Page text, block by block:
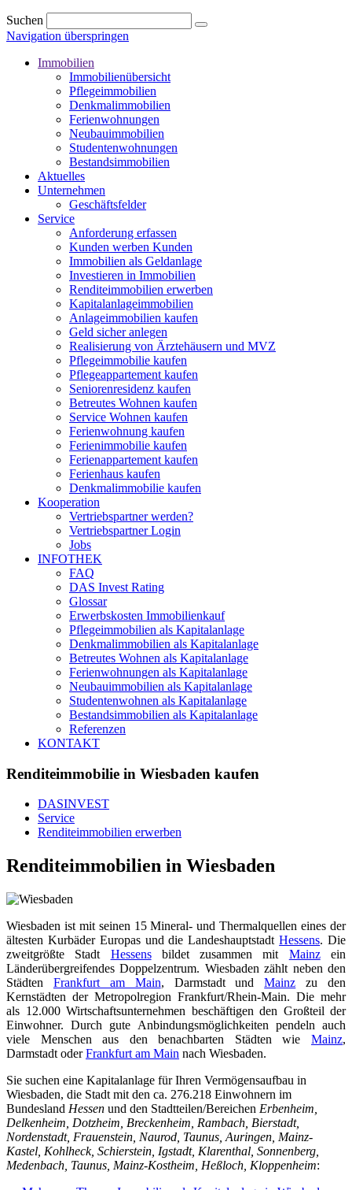
Suchen
Navigation überspringen
Immobilien
Immobilienübersicht
Pflegeimmobilien
Denkmalimmobilien
Ferienwohnungen
Neubauimmobilien
Studentenwohnungen
Bestandsimmobilien
Aktuelles
Unternehmen
Geschäftsfelder
Service
Anforderung erfassen
Kunden werben Kunden
Immobilien als Geldanlage
Investieren in Immobilien
Renditeimmobilien erwerben
Kapitalanlageimmobilien
Anlageimmobilien kaufen
Geld sicher anlegen
Realisierung von Ärztehäusern und MVZ
Pflegeimmobilie kaufen
Pflegeappartement kaufen
Seniorenresidenz kaufen
Betreutes Wohnen kaufen
Service Wohnen kaufen
Ferienwohnung kaufen
Ferienimmobilie kaufen
Ferienappartement kaufen
Ferienhaus kaufen
Denkmalimmobilie kaufen
Kooperation
Vertriebspartner werden?
Vertriebspartner Login
Jobs
INFOTHEK
FAQ
DAS Invest Rating
Glossar
Erwerbskosten Immobilienkauf
Pflegeimmobilien als Kapitalanlage
Denkmalimmobilien als Kapitalanlage
Betreutes Wohnen als Kapitalanlage
Ferienwohnungen als Kapitalanlage
Neubauimmobilien als Kapitalanlage
Studentenwohnen als Kapitalanlage
Bestandsimmobilien als Kapitalanlage
Referenzen
KONTAKT
Renditeimmobilie in Wiesbaden kaufen
DASINVEST
Service
Renditeimmobilien erwerben
Renditeimmobilien in Wiesbaden
Wiesbaden ist mit seinen 15 Mineral- und Thermalquellen eines der
ältesten Kurbäder Europas und die LandeshauptstadtHessens. Die
zweitgrößte Stadt Hessensbildet zusammen mit Mainzein
Länderübergreifendes Doppelzentrum. Wiesbaden zählt neben den
Städten Frankfurt am Main, Darmstadt undMainz zu den
Kernstädten der Metropolregion Frankfurt/Rhein-Main. Die mehr
als 12.000 Wirtschaftsunternehmen beschäftigen den Großteil der
Einwohner. Durch gute Anbindungsmöglichkeiten pendeln auch
viele Menschen aus den benachbarten Städten wie Mainz,
Darmstadt oderFrankfurt am Main nach Wiesbaden.
Sie suchen eine Kapitalanlage für Ihren Vermögensaufbau in
Wiesbaden, die Stadt mit den ca. 276.218 Einwohnern im
Bundesland Hessen und den Stadtteilen/Bereichen Erbenheim,
Delkenheim, Dotzheim, Breckenheim, Rambach, Bierstadt,
Nordenstadt, Frauenstein, Naurod, Taunus, Auringen, Mainz-
Kastel, Kohlheck, Schierstein, Igstadt, Klarenthal, Sonnenberg,
Medenbach, Taunus, Mainz-Kostheim, Heßloch, Kloppenheim: